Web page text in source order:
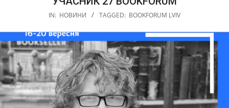
IN: НОВИНИ TAGGED: BOOKFORUM LVIV